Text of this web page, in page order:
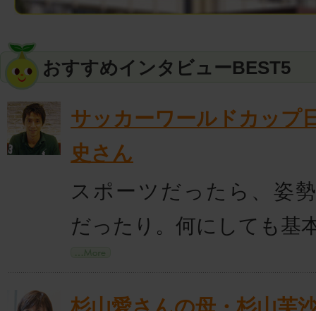
おすすめインタビューBEST5
サッカーワールドカッ
史さん
スポーツだったら、姿
だったり。何にしても基